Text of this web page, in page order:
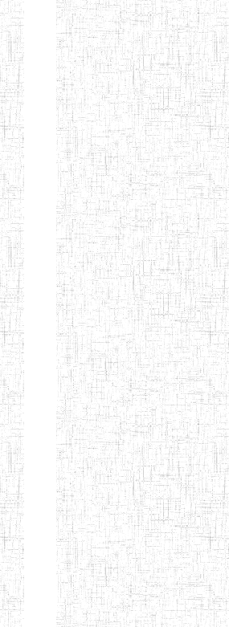
Afficher Page 4
DE L'IPEP DE
BANDJOUN
ENIEG PRIVEE
NANFAH
07/
ENPIEG TERESA
JANE
14/
ENIEG
MODERNE
SAINTE MARIE
04/
ENIEG PRIVEE
BILINGUE LES
BOSONS
04/
ENIEG BILINGUE
LE NORMALIEN
CITOYEN
01/
ENIEG BILINGUE
CLAIRE
FONTAINE
03/